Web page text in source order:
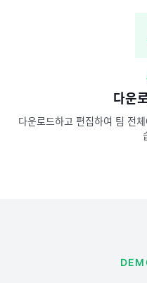
다운
다운로드하고 편집하여 팀 전